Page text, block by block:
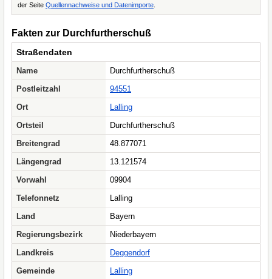
der Seite Quellennachweise und Datenimporte
Fakten zur Durchfurtherschuß
Straßendaten
Name
Durchfurtherschuß
Postleitzahl
94551
Ort
Lalling
Ortsteil
Durchfurtherschuß
Breitengrad
48.877071
Längengrad
13.121574
Vorwahl
09904
Telefonnetz
Lalling
Land
Bayern
Regierungsbezirk
Niederbayern
Landkreis
Deggendorf
Gemeinde
Lalling